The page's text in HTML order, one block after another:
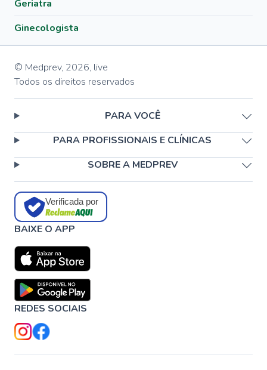
Geriatra
Ginecologista
© Medprev, 2026, live
Todos os direitos reservados
PARA VOCÊ
PARA PROFISSIONAIS E CLÍNICAS
SOBRE A MEDPREV
Verificada por
BAIXE O APP
REDES SOCIAIS